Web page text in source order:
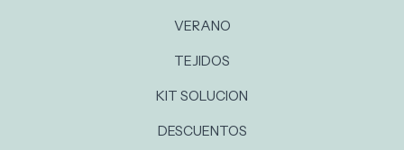
VERANO
TEJIDOS
KIT SOLUCION
DESCUENTOS